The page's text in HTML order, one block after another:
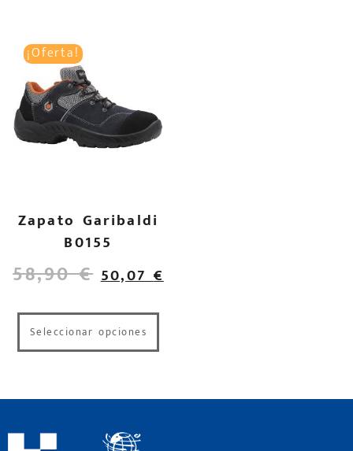
¡Oferta!
Zapato Garibaldi
B0155
58,90€ 50,07€
Seleccionar opciones